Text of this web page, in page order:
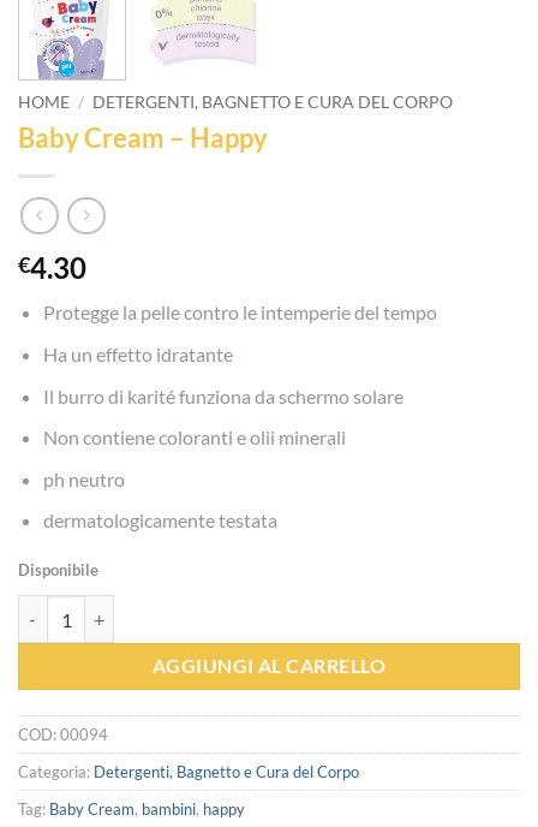
HOME / DETERGENTI, BAGNETTO E CURA DEL CORPO
Baby Cream – Happy
€4.30
Protegge la pelle contro le intemperie del tempo
Ha un effetto idratante
Il burro di karité funziona da schermo solare
Non contiene coloranti e olii minerali
ph neutro
dermatologicamente testata
Disponibile
AGGIUNGI AL CARRELLO
COD:00094
Categoria: Detergenti, Bagnetto e Cura del Corpo
Tag: Baby Cream, bambini, happy